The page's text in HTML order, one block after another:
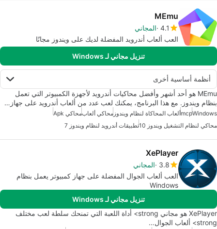
MEmu
4.1 المجاني
العب ألعاب أندرويد المفضلة لديك على ويندوز مجانًا
تنزيل مجاني لـ Windows
أنظمة أساسية أخرى
MEmu هو أحد أشهر وأفضل محاكيات أندرويد لأجهزة الكمبيوتر التي تعمل
بنظام ويندوز. مع هذا البرنامج، يمكنك لعب عدد من ألعاب أندرويد على جهاز…
Windows
mcpألعاب المحاكاة لنظام ويندوز محاكي ألعابمحاكي Apk
محاكي لنظام التشغيل ويندوز 10
تطبيقات أندرويد لنظام ويندوز 7
XePlayer
3.8 المجاني
العب ألعاب الجوال المفضلة على جهاز كمبيوتر يعمل بنظام
Windows
تنزيل مجاني لـ Windows
XePlayer هو مجاني strong> أداة اللعبة التي تمنحك سلطة لعب مختلف
strong> ألعاب الجوال…